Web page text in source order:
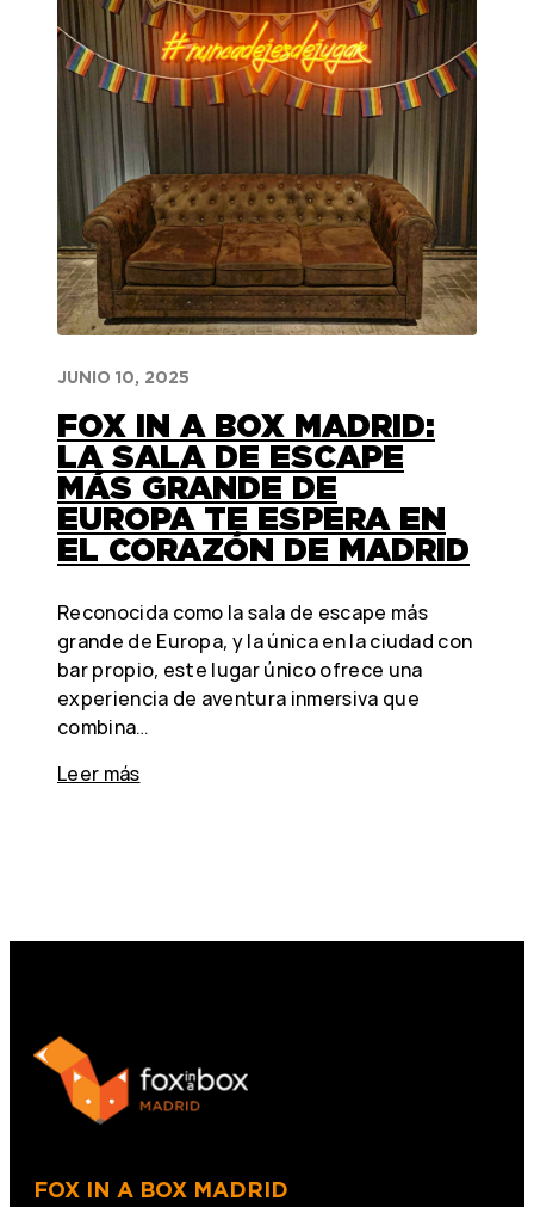
JUNIO 10, 2025
FOX IN A BOX MADRID:
LA SALA DE ESCAPE
MÁS GRANDE DE
EUROPA TE ESPERA EN
EL CORAZÓN DE MADRID
Reconocida como la sala de escape más
grande de Europa, y la única en la ciudad con
bar propio, este lugar único ofrece una
experiencia de aventura inmersiva que
combina…
Leer más
FOX IN A BOX MADRID